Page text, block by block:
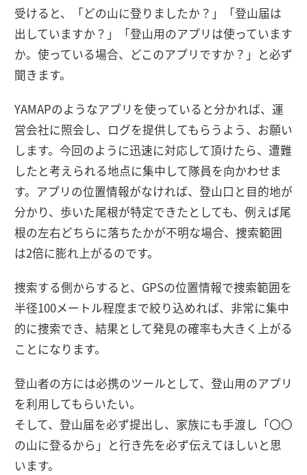
受けると、「どの山に登りましたか？」「登山届は
出していますか？」「登山用のアプリは使っています
か。使っている場合、どこのアプリですか？」と必ず
聞きます。
YAMAPのようなアプリを使っていると分かれば、運
営会社に照会し、ログを提供してもらうよう、お願い
します。今回のように迅速に対応して頂けたら、遭難
したと考えられる地点に集中して隊員を向かわせま
す。アプリの位置情報がなければ、登山口と目的地が
分かり、歩いた尾根が特定できたとしても、例えば尾
根の左右どちらに落ちたかが不明な場合、捜索範囲
は2倍に膨れ上がるのです。
捜索する側からすると、GPSの位置情報で捜索範囲を
半径100メートル程度まで絞り込めれば、非常に集中
的に捜索でき、結果として発見の確率も大きく上がる
ことになります。
登山者の方には必携のツールとして、登山用のアプリ
を利用してもらいたい。
そして、登山届を必ず提出し、家族にも手渡し「〇〇
の山に登るから」と行き先を必ず伝えてほしいと思
います。